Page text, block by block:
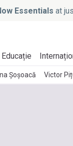
Essentials at
Educație
Șoșoacă Victor